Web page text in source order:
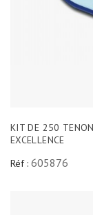
KIT DE 250
EXCELLENCE
Réf : 605876